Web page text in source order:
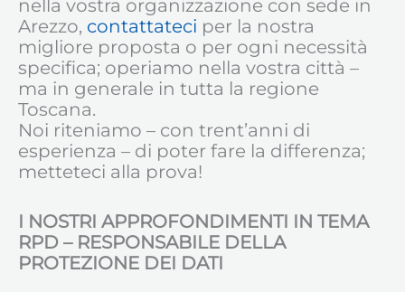
nella vostra organizzazione con sede in
Arezzo, contattateci per la nostra
migliore proposta o per ogni necessità
specifica; operiamo nella vostra città –
ma in generale in tutta la regione
Toscana.
Noi riteniamo – con trent’anni di
esperienza – di poter fare la differenza;
metteteci alla prova!
I NOSTRI APPROFONDIMENTI IN TEMA
RPD – RESPONSABILE DELLA
PROTEZIONE DEI DATI